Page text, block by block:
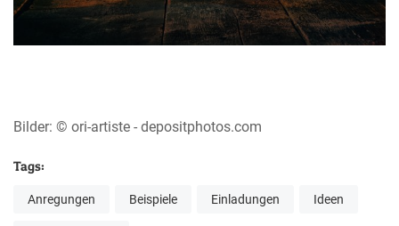
Bilder: © ori-artiste - depositphotos.com
Tags:
Anregungen Beispiele Einladungen Ideen